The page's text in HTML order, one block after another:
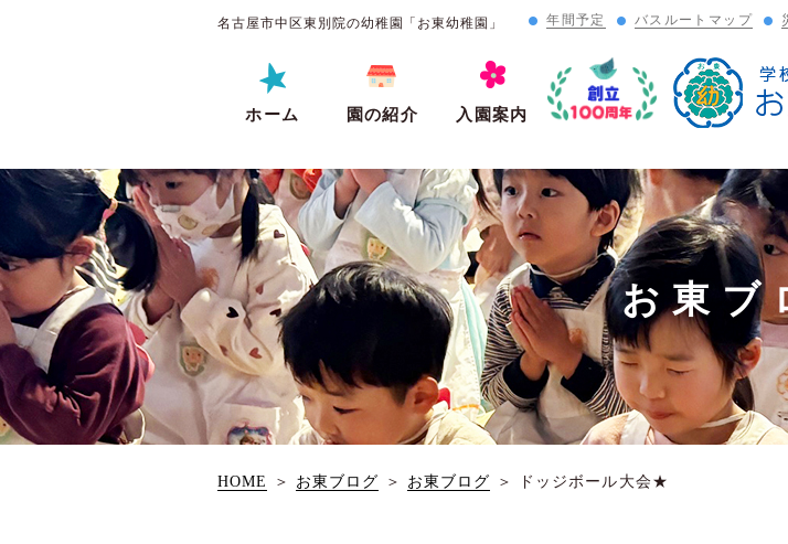
名古屋市中区東別院の幼稚園「お東幼稚園」 年間予定 バスルートマップ
ホーム 園の紹介 入園案内
お東ブ
HOME ＞ お東ブログ ＞ お東ブログ ＞ ドッジボール大会★